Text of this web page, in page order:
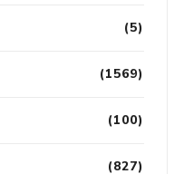
(5)
(1569)
(100)
(827)